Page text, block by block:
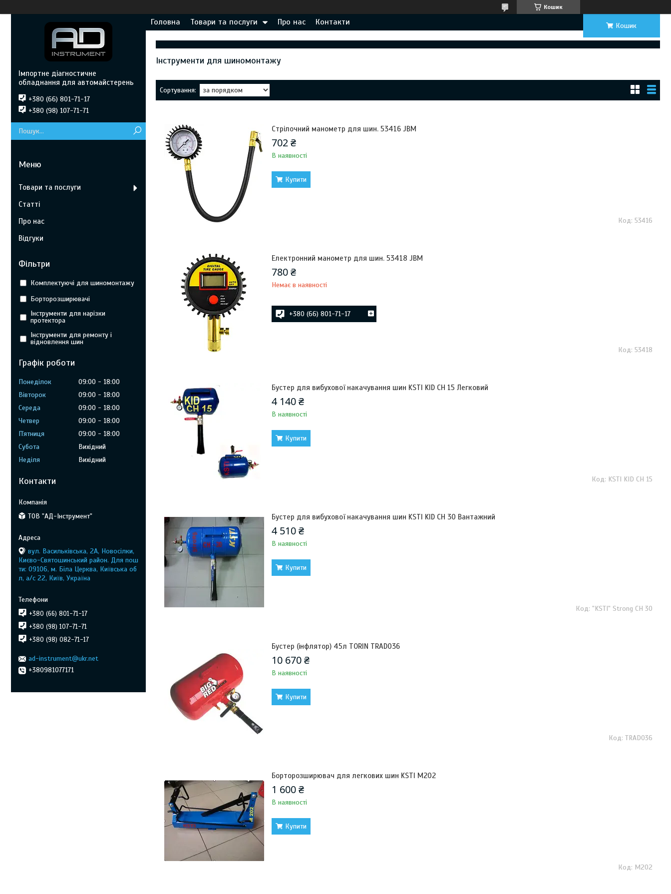
Кошик
Головна Товари та послуги Про нас Контакти Кошик
Інструменти для шиномонтажу
Стрілочний манометр для шин. 53416 JBM
702 ₴
В наявності
Купити
53416
Електронний манометр для шин. 53418 JBM
780 ₴
Немає в наявності
+380 (66) 801-71-17
53418
Бустер для вибухової накачування шин KSTI KID CH 15 Легковий
4 140 ₴
В наявності
Купити
KSTI KID CH 15
Бустер для вибухової накачування шин KSTI KID CH 30 Вантажний
4 510 ₴
В наявності
Купити
"KSTI" Strong CH 30
Бустер (інфлятор) 45л TORIN TRAD036
10 670 ₴
В наявності
Купити
TRAD036
Борторозширювач для легкових шин KSTI М202
1 600 ₴
В наявності
Купити
М202
Імпортне діагностичне
обладнання для автомайстерень
+380 (66) 801-71-17
+380 (98) 107-71-71
Товари та послуги
Статті
Про нас
Відгуки
Фільтри
Комплектуючі для шиномонтажу
Борторозширювачі
Інструменти для нарізки
протектора
Інструменти для ремонту і
відновлення шин
Графік роботи
Понеділок 09:00
18:00
Вівторок
09:00
18:00
Середа
09:00
18:00
Четвер
09:00
18:00
Пʼятниця
09:00
18:00
Субота
Вихідний
Неділя
Вихідний
Контакти
ТОВ "АД-Інструмент"
вул. Васильківська, 2А, Новосілки,
Києво-Святошинський район. Для пош
ти: 09106, м. Біла Церква, Київська об
л, а/с 22, Київ, Україна
+380 (66) 801-71-17
+380 (98) 107-71-71
+380 (98) 082-71-17
ad-instrument@ukr.net
+380981077171